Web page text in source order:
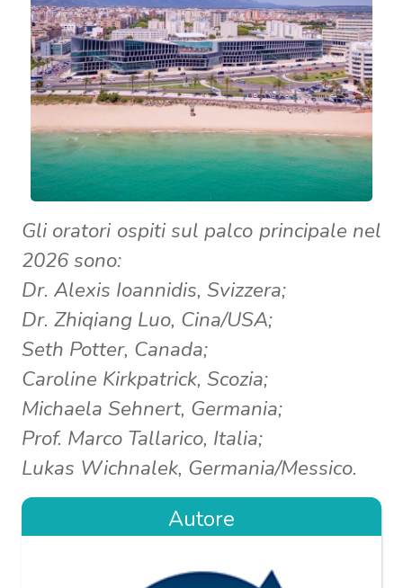
Gli oratori ospiti sul palco principale nel
2026 sono:
Dr. Alexis Ioannidis, Svizzera;
Dr. Zhiqiang Luo, Cina/USA;
Seth Potter, Canada;
Caroline Kirkpatrick, Scozia;
Michaela Sehnert, Germania;
Prof. Marco Tallarico, Italia;
Lukas Wichnalek, Germania/Messico.
Autore